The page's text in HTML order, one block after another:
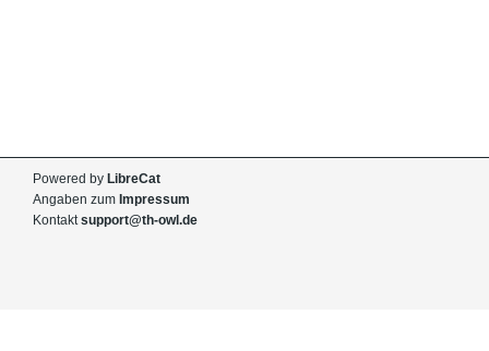
Powered by LibreCat
Angaben zum Impressum
Kontaktsupport@th-owl.de